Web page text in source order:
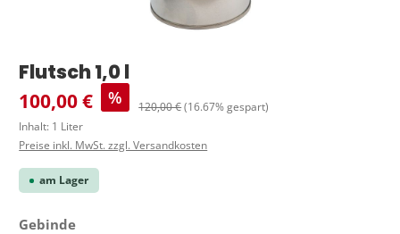
Flutsch 1,0 l
Verkaufspreis:
100,00 € % Regulärer Preis:
120,00 €(16.67% gespart)
Inhalt: 1 Liter
Preise inkl. MwSt. zzgl. Versandkosten
am Lager
Gebindeauswählen